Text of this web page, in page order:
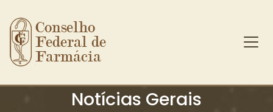
Ir para o conteúdo principal
Conselho
Federal de
Farmácia
Notícias Gerais